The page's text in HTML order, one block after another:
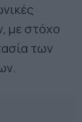
με στόχο
των